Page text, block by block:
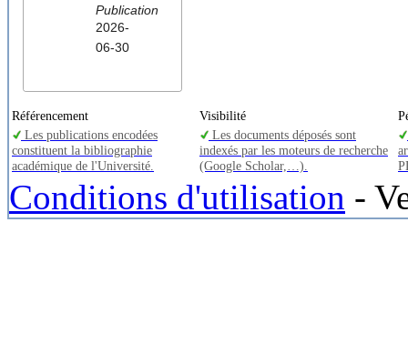
Publication
2026-
06-30
Référencement Visibilité
Les publications encodées
constituent la bibliographie
académique de l'Université.
Les documents déposés sont
indexés par les moteurs de recherche
(Google Scholar,…).
Conditions d'utilisation -